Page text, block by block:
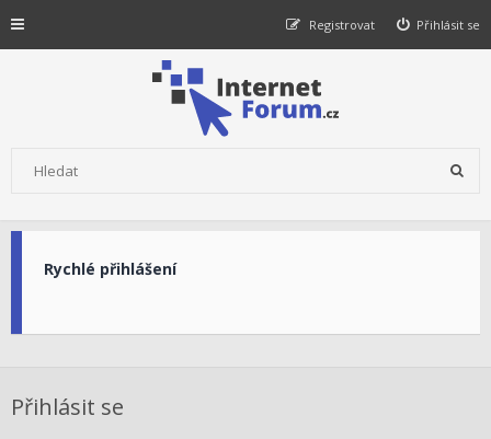
Přihlásit se
Registrovat
Rychlé přihlášení
Přihlásit se